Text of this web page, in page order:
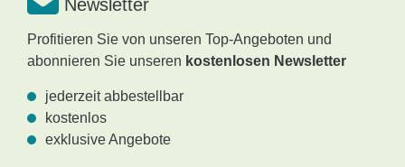
Newsletter
Profitieren Sie von unseren Top-Angeboten und
abonnieren Sie unseren kostenlosen Newsletter
jederzeit abbestellbar
kostenlos
exklusive Angebote